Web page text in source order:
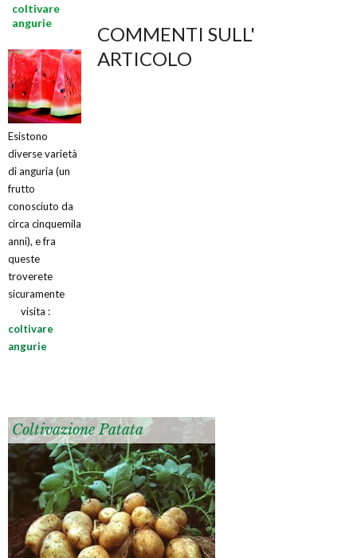
coltivare
angurie
Esistono
diverse varietà
di anguria (un
frutto
conosciuto da
circa cinquemila
anni), e fra
queste
troverete
sicuramente
visita :
coltivare
angurie
COMMENTI SULL'
ARTICOLO
Coltivazione Patata